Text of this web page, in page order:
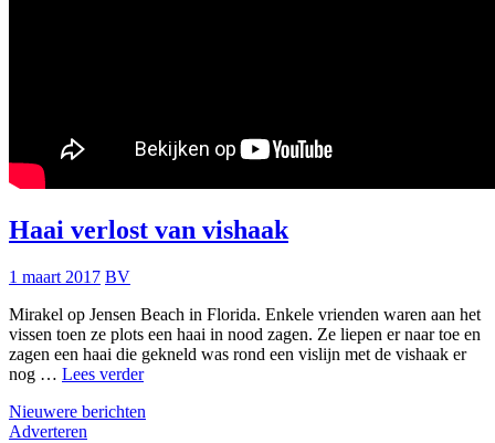
Haai verlost van vishaak
1 maart 2017 BV
Mirakel op Jensen Beach in Florida. Enkele vrienden waren aan het
vissen toen ze plots een haai in nood zagen. Ze liepen er naar toe en
zagen een haai die gekneld was rond een vislijn met de vishaak er
nog … Lees verderHaai
van
Berichtennavigatie
Nieuwere berichten
Adverteren